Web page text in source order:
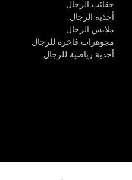
حقائب الرجال
أحذية الرجال
ملابس الرجال
مجوهرات فاخرة للرجال
أحذية رياضية للرجال